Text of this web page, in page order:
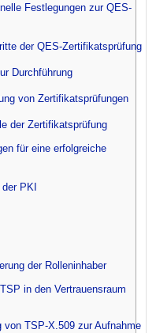
Festlegungen zur QES-
der QES-Zertifikatsprüfung
Durchführung
von Zertifikatsprüfungen
der Zertifikatsprüfung
für eine erfolgreiche
PKI
der Rolleninhaber
in den Vertrauensraum
von TSP-X.509 zur Aufnahme